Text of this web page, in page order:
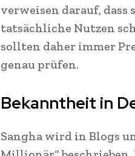
verweisen darauf, dass
tatsächliche Nutzen
sollten daher immer
genau prüfen.
Bekanntheit in
Sangha wird in Blogs